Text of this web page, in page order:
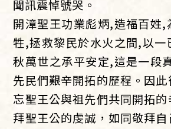
聞訊震悼號哭。
開漳聖王功業彪炳,造福百姓,
牲,拯救黎民於水火之間,以一
秋萬世之承平安定,這是一段
先民們艱辛開拓的歷程。因
忘聖王公與祖先們共同開拓
拜聖王公的虔誠，如同敬拜自